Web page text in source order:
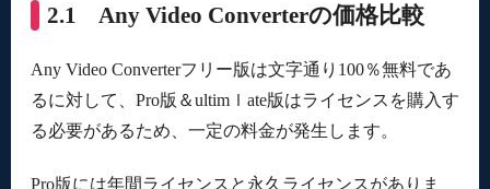
2.1 Any Video Converterの価格比較
Any Video Converterフリー版は文字通り100％無料であ
るに対して、Pro版＆ultimｌate版はライセンスを購入す
る必要があるため、一定の料金が発生します。
Pro版には年間ライセンスと永久ライセンスがありま